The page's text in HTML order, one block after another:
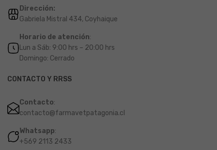
Dirección:
Gabriela Mistral 434, Coyhaique
Horario de atención:
Lun a Sáb: 9:00 hrs – 20:00 hrs
Domingo: Cerrado
CONTACTO Y RRSS
Contacto:
contacto@farmavetpatagonia.cl
Whatsapp:
+569 2113 2433